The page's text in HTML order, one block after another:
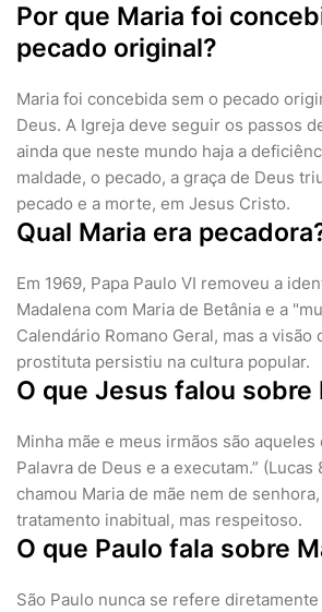
Por que Maria foi
pecado original?
Maria foi concebida sem o pecado
Deus. A Igreja deve seguir os passos
ainda que neste mundo haja a
maldade, o pecado, a graça de Deus
pecado e a morte, em Jesus Cristo.
Qual Maria era
Em 1969, Papa Paulo VI removeu a
Madalena com Maria de Betânia e a
Calendário Romano Geral, mas a visão
prostituta persistiu na cultura popular.
O que Jesus falou sobre
Minha mãe e meus irmãos são aqueles
Palavra de Deus e a executam.” (Lucas
chamou Maria de mãe nem de
tratamento inabitual, mas respeitoso.
O que Paulo fala sobre
São Paulo nunca se refere diretamente